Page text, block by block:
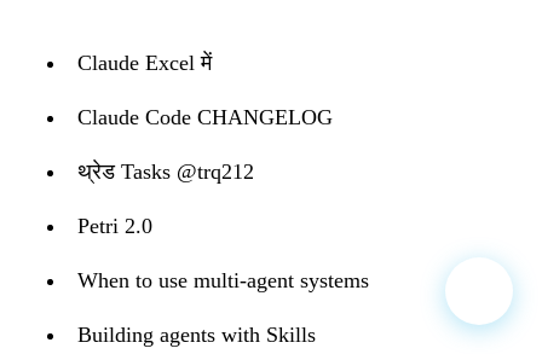
Claude Excel में
Claude Code CHANGELOG
थ्रेड Tasks @trq212
Petri 2.0
When to use multi-agent systems
Building agents with Skills